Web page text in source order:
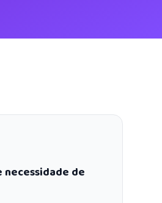
de